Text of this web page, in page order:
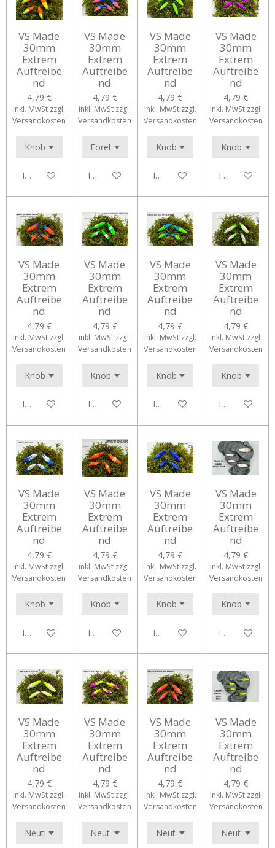
VS Made
30mm
Extrem
Auftreibe
nd
4,79 €
inkl. MwSt zzgl.
Versandkosten
In den Warenkorb
VS Made
30mm
Extrem
Auftreibe
nd
4,79 €
inkl. MwSt zzgl.
Versandkosten
In den Warenkorb
VS Made
30mm
Extrem
Auftreibe
nd
4,79 €
inkl. MwSt zzgl.
Versandkosten
In den Warenkorb
VS Made
30mm
Extrem
Auftreibe
nd
4,79 €
inkl. MwSt zzgl.
Versandkosten
In den
VS Made
30mm
Extrem
Auftreibe
nd
4,79 €
inkl. MwSt zzgl.
Versandkosten
In den Warenkorb
VS Made
30mm
Extrem
Auftreibe
nd
4,79 €
inkl. MwSt zzgl.
Versandkosten
In den Warenkorb
VS Made
30mm
Extrem
Auftreibe
nd
4,79 €
inkl. MwSt zzgl.
Versandkosten
In den Warenkorb
VS Made
30mm
Extrem
Auftreibe
nd
4,79 €
inkl. MwSt zzgl.
Versandkosten
In den
VS Made
30mm
Extrem
Auftreibe
nd
4,79 €
inkl. MwSt zzgl.
Versandkosten
In den Warenkorb
VS Made
30mm
Extrem
Auftreibe
nd
4,79 €
inkl. MwSt zzgl.
Versandkosten
In den Warenkorb
VS Made
30mm
Extrem
Auftreibe
nd
4,79 €
inkl. MwSt zzgl.
Versandkosten
In den Warenkorb
VS Made
30mm
Extrem
Auftreibe
nd
4,79 €
inkl. MwSt zzgl.
Versandkosten
In den
VS Made
30mm
Extrem
Auftreibe
nd
4,79 €
inkl. MwSt zzgl.
Versandkosten
VS Made
30mm
Extrem
Auftreibe
nd
4,79 €
inkl. MwSt zzgl.
Versandkosten
VS Made
30mm
Extrem
Auftreibe
nd
4,79 €
inkl. MwSt zzgl.
Versandkosten
VS Made
30mm
Extrem
Auftreibe
nd
4,79 €
inkl. MwSt zzgl.
Versandkosten